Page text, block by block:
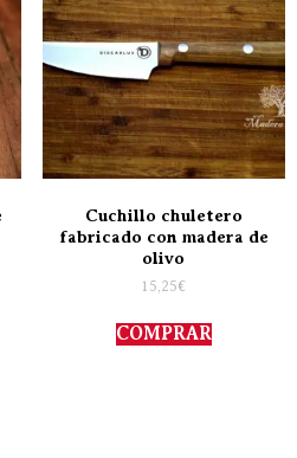
Cuchillo chuletero
fabricado con madera de
olivo
15,25€
COMPRAR